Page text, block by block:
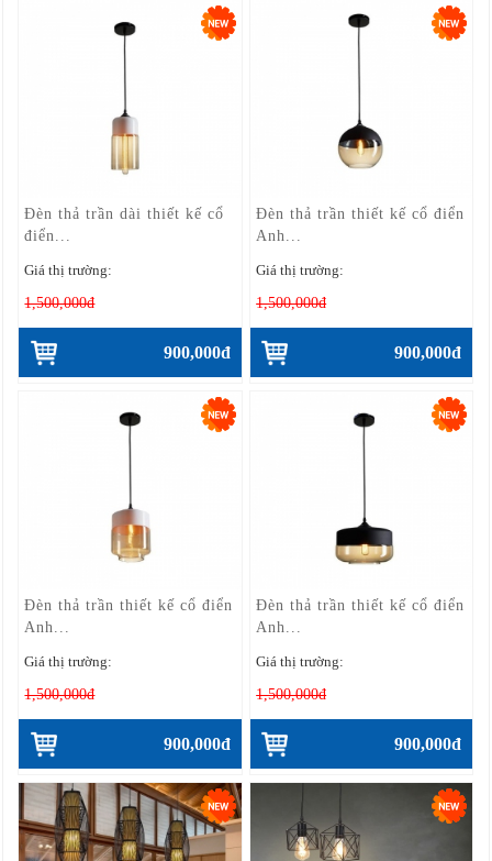
Đèn thả trần dài thiết kế cổ
điển...
Giá thị trường:
1,500,000đ
900,000đ
Đèn thả trần thiết kế cổ điển
Anh...
Giá thị trường:
1,500,000đ
900,000đ
Đèn thả trần thiết kế cổ điển
Anh...
Giá thị trường:
1,500,000đ
900,000đ
Đèn thả trần thiết kế cổ điển
Anh...
Giá thị trường:
1,500,000đ
900,000đ